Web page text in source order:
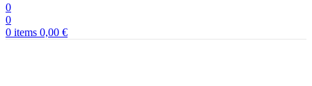
0
0
0 items 0,00 €